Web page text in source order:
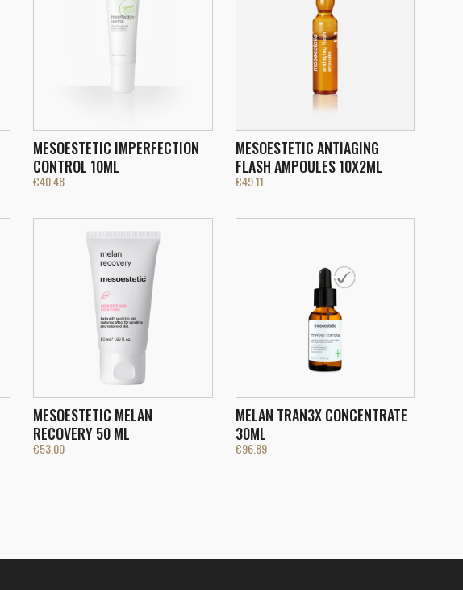
MESOESTETIC IMPERFECTION
CONTROL 10ML
€40.48
MESOESTETIC ANTIAGING
FLASH AMPOULES 10X2ML
€49.11
MESOESTETIC MELAN
RECOVERY 50 ML
€53.00
MELAN TRAN3X CONCENTRATE
30ML
€96.89